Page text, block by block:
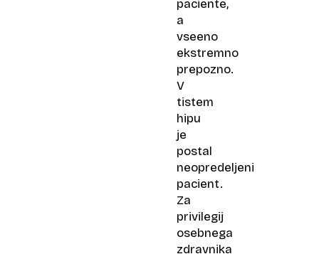
paciente,
a
vseeno
ekstremno
prepozno.
V
tistem
hipu
je
postal
neopredeljeni
pacient.
Za
privilegij
osebnega
zdravnika